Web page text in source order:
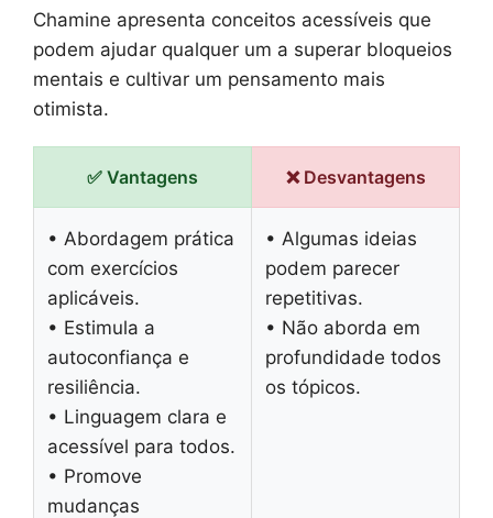
Chamine apresenta conceitos acessíveis que
podem ajudar qualquer um a superar bloqueios
mentais e cultivar um pensamento mais
otimista.
✅ Vantagens ❌ Desvantagens
• Abordagem prática
com exercícios
aplicáveis.
• Estimula a
autoconfiança e
resiliência.
• Linguagem clara e
acessível para todos.
• Promove
mudanças
• Algumas ideias
podem parecer
repetitivas.
• Não aborda em
profundidade todos
os tópicos.